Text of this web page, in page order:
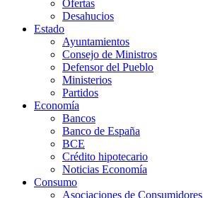
Ofertas
Desahucios
Estado
Ayuntamientos
Consejo de Ministros
Defensor del Pueblo
Ministerios
Partidos
Economía
Bancos
Banco de España
BCE
Crédito hipotecario
Noticias Economía
Consumo
Asociaciones de Consumidores